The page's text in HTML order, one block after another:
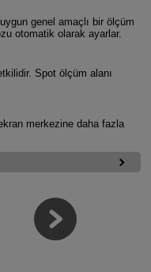
genel amaçlı bir ölçüm
otomatik olarak ayarlar.
Spot ölçüm alanı
merkezine daha fazla